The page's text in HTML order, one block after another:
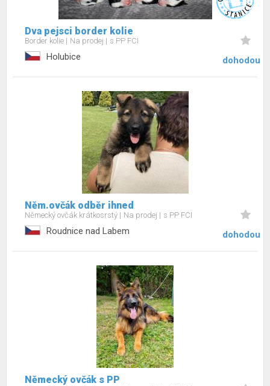
Dva pejsci border kolie
Border kolie Na prodej s PP FCI
Holubice dohodou
Něm.ovčák odběr ihned
Německý ovčák krátkosrstý Na prodej s PP FCI
Roudnice nad Labem dohodou
Německý ovčák s PP